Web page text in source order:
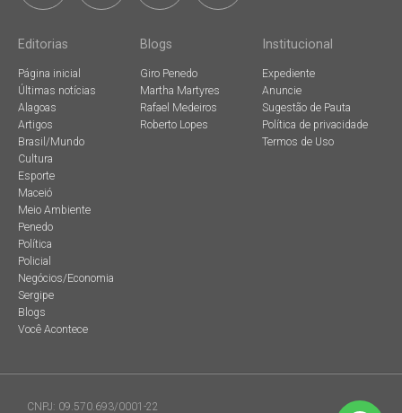
Editorias
Página inicial
Últimas notícias
Alagoas
Artigos
Brasil/Mundo
Cultura
Esporte
Maceió
Meio Ambiente
Penedo
Política
Policial
Negócios/Economia
Sergipe
Blogs
Você Acontece
Blogs
Giro Penedo
Martha Martyres
Rafael Medeiros
Roberto Lopes
Institucional
Expediente
Anuncie
Sugestão de Pauta
Política de privacidade
Termos de Uso
CNPJ: 09.570.693/0001-22